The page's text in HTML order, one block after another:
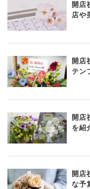
開店
店や
開店
テン
開店
を紹
開店
な予